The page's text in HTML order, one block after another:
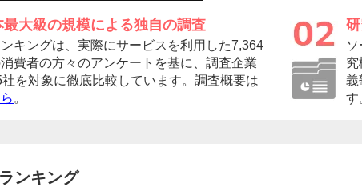
最大級の規模による独自の調査
キングは、実際にサービスを利用した7,364
費者の方々のアンケートを基に、調査企業
を対象に徹底比較しています。調査概要は
。
究
義
す
ンキング